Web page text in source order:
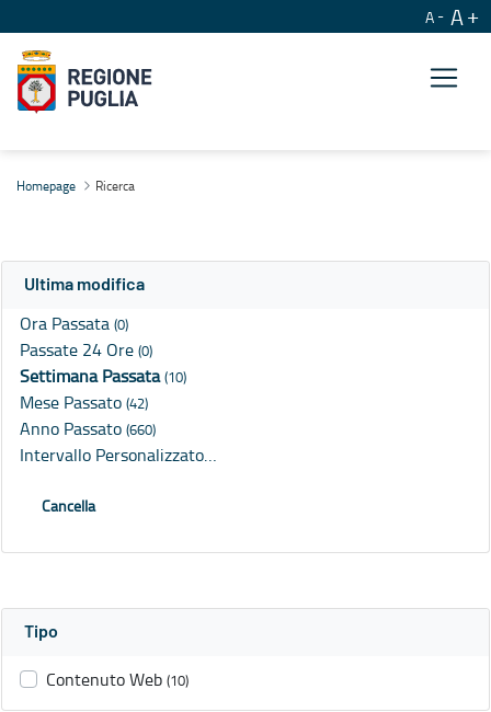
A A
Homepage Ricerca
Ultima modifica
Ora Passata (0)
Passate 24 Ore (0)
Settimana Passata(10)
Mese Passato (42)
Anno Passato (660)
Intervallo Personalizzato…
Cancella
Tipo
Contenuto Web (10)